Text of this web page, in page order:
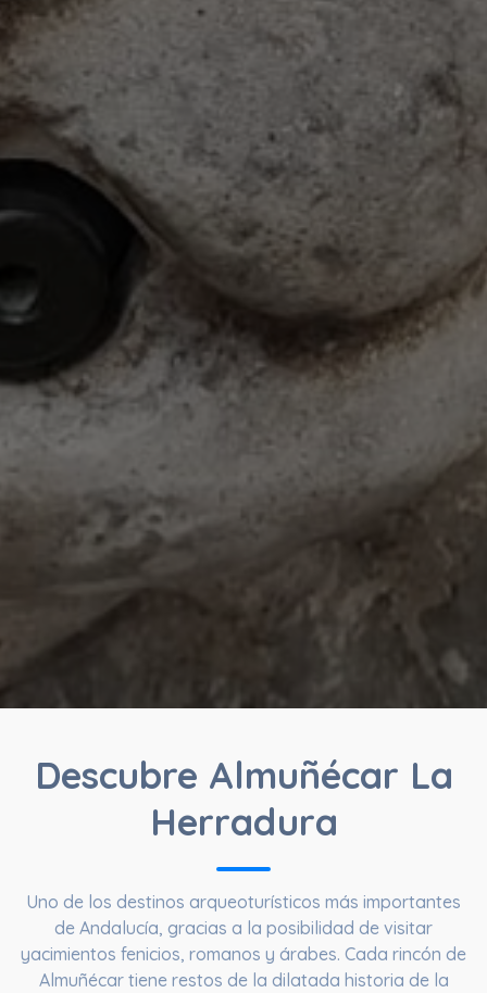
Descubre Almuñécar La
Herradura
Uno de los destinos arqueoturísticos más importantes
de Andalucía, gracias a la posibilidad de visitar
yacimientos fenicios, romanos y árabes. Cada rincón de
Almuñécar tiene restos de la dilatada historia de la